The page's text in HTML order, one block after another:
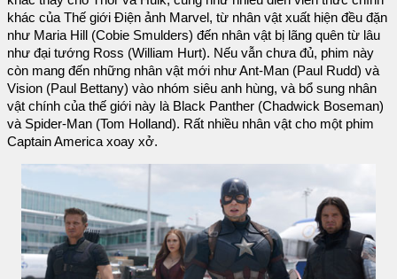
khác của Thế giới Điện ảnh Marvel, từ nhân vật xuất hiện đều đặn
như Maria Hill (Cobie Smulders) đến nhân vật bị lãng quên từ lâu
như đại tướng Ross (William Hurt). Nếu vẫn chưa đủ, phim này
còn mang đến những nhân vật mới như Ant-Man (Paul Rudd) và
Vision (Paul Bettany) vào nhóm siêu anh hùng, và bổ sung nhân
vật chính của thế giới này là Black Panther (Chadwick Boseman)
và Spider-Man (Tom Holland). Rất nhiều nhân vật cho một phim
Captain America xoay xở.